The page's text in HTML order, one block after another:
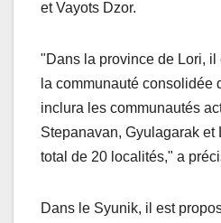
et Vayots Dzor.
"Dans la province de Lori, il
la communauté consolidée
inclura les communautés
Stepanavan, Gyulagarak et
total de 20 localités," a
Dans le Syunik, il est